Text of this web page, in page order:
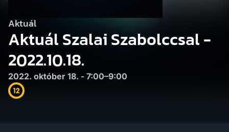
Hírek
Aktuál
Aktuál Szalai Szabolccsal -
2022.10.18.
2022. október 18. - 7:00–9:00